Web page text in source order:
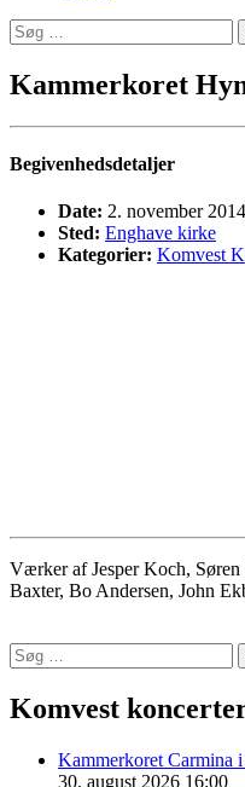
Søg
efter:
Kammerkoret
Begivenhedsdetaljer
Date: 2. november
Sted: Enghave kirke
Kategorier: Komvest
Værker af Jesper Koch,
Baxter, Bo Andersen, John
Indlægsnavigation
Søg
efter:
Komvest
Kammerkoret Carmina
30. august 2026 16:00